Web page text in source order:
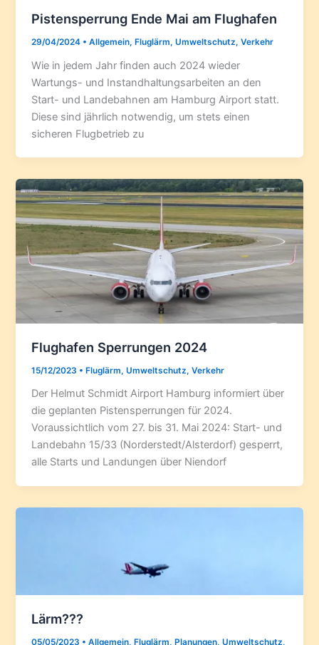
Pistensperrung Ende Mai am Flughafen
29/04/2024 •Allgemein,Fluglärm,Umweltschutz,Verkehr
Wie in jedem Jahr finden auch 2024 wieder
Wartungs- und Instandhaltungsarbeiten an den
Start- und Landebahnen am Hamburg Airport statt.
Diese sind jährlich notwendig, um stets einen
sicheren Flugbetrieb zu
Flughafen Sperrungen 2024
15/12/2023 •Fluglärm,Umweltschutz,Verkehr
Der Helmut Schmidt Airport Hamburg informiert über
die geplanten Pistensperrungen für 2024.
Voraussichtlich vom 27. bis 31. Mai 2024: Start- und
Landebahn 15/33 (Norderstedt/Alsterdorf) gesperrt,
alle Starts und Landungen über Niendorf
Lärm???
05/05/2023 •Allgemein,Fluglärm,Planungen,Umweltschutz,